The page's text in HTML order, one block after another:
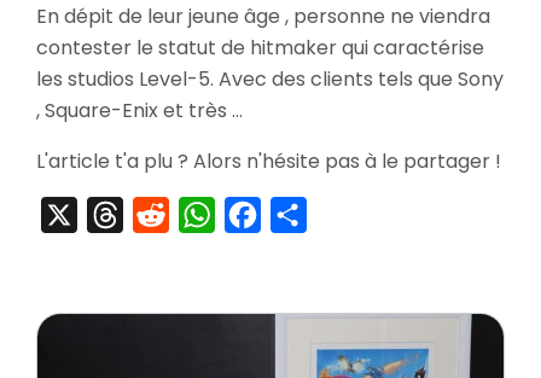
Layton
&
En dépit de leur jeune âge , personne ne viendra
contester le statut de hitmaker qui caractérise
les studios Level-5. Avec des clients tels que Sony
, Square-Enix et très …
L'article t'a plu ? Alors n'hésite pas à le partager !
ThreadsRedditWhatsAppFacebook